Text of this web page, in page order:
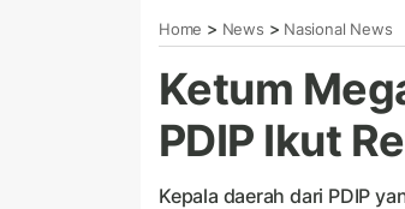
Home > News > Nasional News
Ketum
PDIP Ikut
Kepala daerah dari PDIP